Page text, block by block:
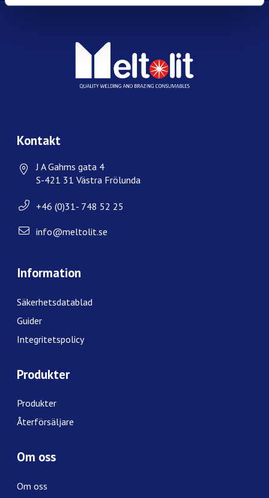
Kontakt
J A Gahms gata 4
S-421 31 Västra Frölunda
+46 (0)31- 748 52 25
info@meltolit.se
Information
Säkerhetsdatablad
Guider
Integritetspolicy
Produkter
Produkter
Återförsäljare
Om oss
Om oss